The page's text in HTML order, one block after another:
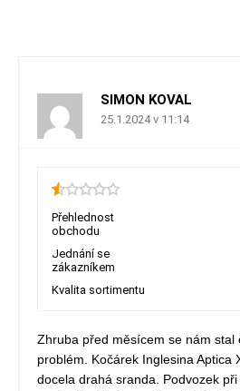
SIMON KOVAL
25.1.2024 v 11:14
0.5
Přehlednost
obchodu
Jednání se
zákazníkem
Kvalita sortimentu
Zhruba před měsícem se nám stal
problém. Kočárek Inglesina Aptica
docela drahá sranda. Podvozek